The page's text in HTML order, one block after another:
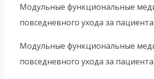
Модульные функциональные
повседневного ухода за
Модульные функциональные
повседневного ухода за